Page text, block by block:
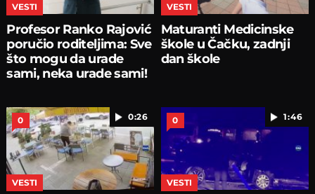
VESTI
Profesor Ranko Rajović
poručio roditeljima: Sve
što mogu da urade
sami, neka urade sami!
VESTI
Maturanti Medicinske
škole u Čačku, zadnji
dan škole
0:26
0
VESTI
1:46
0
VESTI